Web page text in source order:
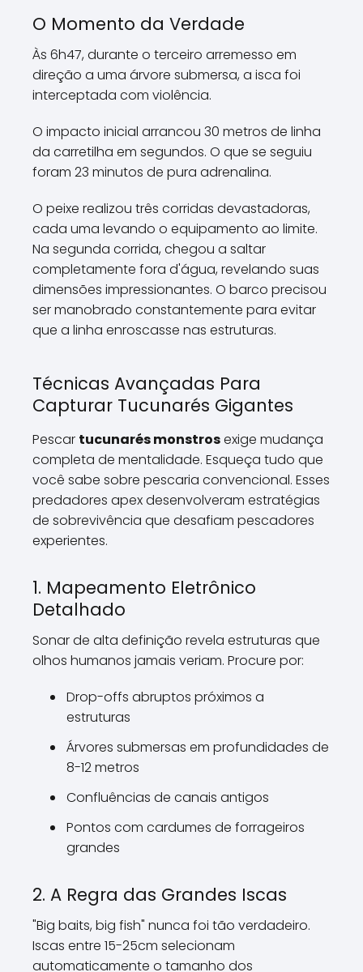
O Momento da Verdade
Às 6h47, durante o terceiro arremesso em
direção a uma árvore submersa, a isca foi
interceptada com violência.
O impacto inicial arrancou 30 metros de linha
da carretilha em segundos. O que se seguiu
foram 23 minutos de pura adrenalina.
O peixe realizou três corridas devastadoras,
cada uma levando o equipamento ao limite.
Na segunda corrida, chegou a saltar
completamente fora d'água, revelando suas
dimensões impressionantes. O barco precisou
ser manobrado constantemente para evitar
que a linha enroscasse nas estruturas.
Técnicas Avançadas Para
Capturar Tucunarés Gigantes
Pescar tucunarés monstrosexige mudança
completa de mentalidade. Esqueça tudo que
você sabe sobre pescaria convencional. Esses
predadores apex desenvolveram estratégias
de sobrevivência que desafiam pescadores
experientes.
1. Mapeamento Eletrônico
Detalhado
Sonar de alta definição revela estruturas que
olhos humanos jamais veriam. Procure por:
Drop-offs abruptos próximos a
estruturas
Árvores submersas em profundidades de
8-12 metros
Confluências de canais antigos
Pontos com cardumes de forrageiros
grandes
2. A Regra das Grandes Iscas
"Big baits, big fish" nunca foi tão verdadeiro.
Iscas entre 15-25cm selecionam
automaticamente o tamanho dos